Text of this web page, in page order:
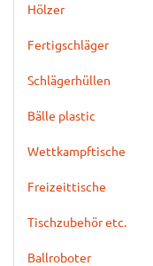
Hölzer
Fertigschläger
Schlägerhüllen
Bälle plastic
Wettkampftische
Freizeittische
Tischzubehör etc.
Ballroboter